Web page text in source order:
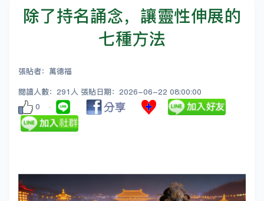
除了持名誦念，讓靈性伸展的
七種方法
張貼者：萬德福
閱讀人數：291人 張貼日期：2026-06-22 08:00:00
0